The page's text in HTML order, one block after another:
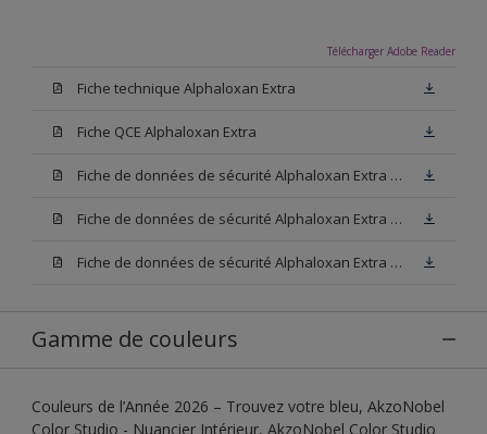
Télécharger Adobe Reader
Fiche technique Alphaloxan Extra
Fiche QCE Alphaloxan Extra
Fiche de données de sécurité Alphaloxan Extra Base W05
Fiche de données de sécurité Alphaloxan Extra Base N00
Fiche de données de sécurité Alphaloxan Extra Base M15
Gamme de couleurs
Couleurs de l’Année 2026 – Trouvez votre bleu, AkzoNobel
Color Studio - Nuancier Intérieur, AkzoNobel Color Studio